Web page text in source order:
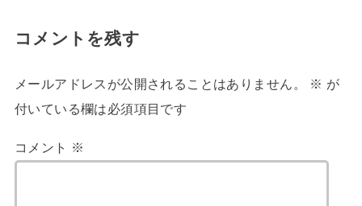
コメントを残す
メールアドレスが公開されることはありません。 ※ が
付いている欄は必須項目です
コメント ※